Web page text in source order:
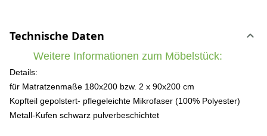
Technische Daten
Weitere Informationen zum Möbelstück:
Details:
für Matratzenmaße 180x200 bzw. 2 x 90x200 cm
Kopfteil gepolstert- pflegeleichte Mikrofaser (100% Polyester)
Metall-Kufen schwarz pulverbeschichtet